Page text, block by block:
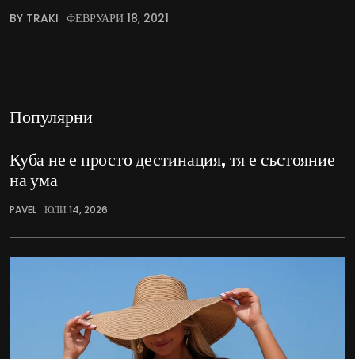
BY TRAKI ФЕВРУАРИ 18, 2021
Популярни
Куба не е просто дестинация, тя е състояние
на ума
PAVEL ЮЛИ 14, 2026